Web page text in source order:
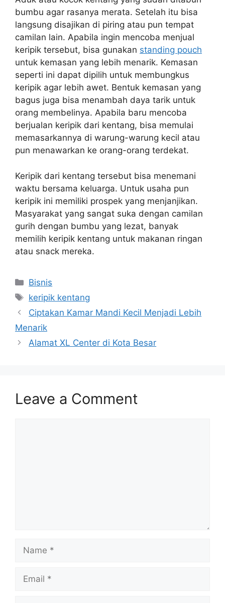
bumbu agar rasanya merata. Setelah itu bisa
langsung disajikan di piring atau pun tempat
camilan lain. Apabila ingin mencoba menjual
keripik tersebut, bisa gunakan standing pouch
untuk kemasan yang lebih menarik. Kemasan
seperti ini dapat dipilih untuk membungkus
keripik agar lebih awet. Bentuk kemasan yang
bagus juga bisa menambah daya tarik untuk
orang membelinya. Apabila baru mencoba
berjualan keripik dari kentang, bisa memulai
memasarkannya di warung-warung kecil atau
pun menawarkan ke orang-orang terdekat.
Keripik dari kentang tersebut bisa menemani
waktu bersama keluarga. Untuk usaha pun
keripik ini memiliki prospek yang menjanjikan.
Masyarakat yang sangat suka dengan camilan
gurih dengan bumbu yang lezat, banyak
memilih keripik kentang untuk makanan ringan
atau snack mereka.
Categories
Bisnis
Tags
keripik kentang
Ciptakan Kamar Mandi Kecil Menjadi Lebih
Menarik
Alamat XL Center di Kota Besar
Leave a Comment